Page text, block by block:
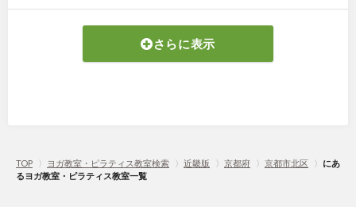
さらに表示
TOP 〉 ヨガ教室・ピラティス教室検索 〉 近畿版 〉 京都府 〉 京都市北区 〉 にあ
るヨガ教室・ピラティス教室一覧